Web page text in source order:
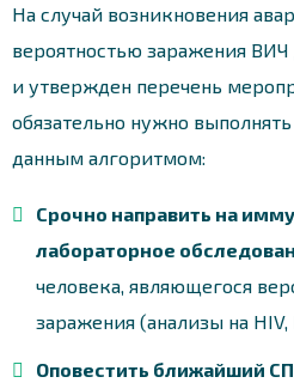
На случай возникновения
вероятностью заражения
и утвержден перечень
обязательно нужно
данным алгоритмом:
Срочно направить на
лабораторное
человека, являющегося
заражения (анализы на HIV,
Оповестить ближайший